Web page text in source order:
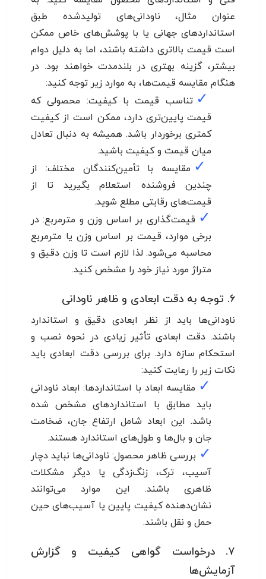
عنوان مثال، ناودانی‌های تولیدشده طبق
استانداردهای جهانی یا با پوشش‌های خاص ممکن
است قیمت بالاتری داشته باشند، اما به دلیل دوام
بیشتر، گزینه بهتری در بلندمدت خواهند بود. در
هنگام مقایسه قیمت‌ها، به موارد زیر توجه کنید:
✓ تناسب قیمت با کیفیت: محصولی که
قیمت پایین‌تری دارد، ممکن است از کیفیت
کمتری برخوردار باشد. همیشه به دنبال تعادل
میان قیمت و کیفیت باشید.
✓ مقایسه با تأمین‌کنندگان مختلف: از
چندین فروشنده استعلام بگیرید تا از
قیمت‌های رقابتی مطلع شوید.
✓ قیمت‌گذاری بر اساس وزن و مترمربع: در
برخی موارد، قیمت بر اساس وزن یا مترمربع
محاسبه می‌شود. لذا لازم است تا وزن دقیق و
متراژ مورد نیاز خود را مشخص کنید.
۶. توجه به دقت ابعادی و ظاهر ناودانی
ناودانی‌ها باید از نظر ابعادی دقیق و استاندارد
باشند. دقت ابعادی تأثیر زیادی در نحوه نصب و
استحکام سازه دارد. برای بررسی دقت ابعادی باید
نکات زیر را رعایت کنید:
✓ مقایسه ابعاد با استانداردها: ابعاد ناودانی
باید مطابق با استانداردهای مشخص شده
باشد. این ابعاد شامل ارتفاع جان، ضخامت
جان و بال‌ها و طول‌های استاندارد هستند.
✓ بررسی ظاهر محصول: ناودانی‌ها نباید دچار
آسیب، ترک، زنگ‌زدگی یا دیگر مشکلات
ظاهری باشند. این موارد می‌توانند
نشان‌دهنده کیفیت پایین یا آسیب‌های حین
حمل و نقل باشند.
۷. درخواست گواهی کیفیت و گزارش
آزمایش‌ها